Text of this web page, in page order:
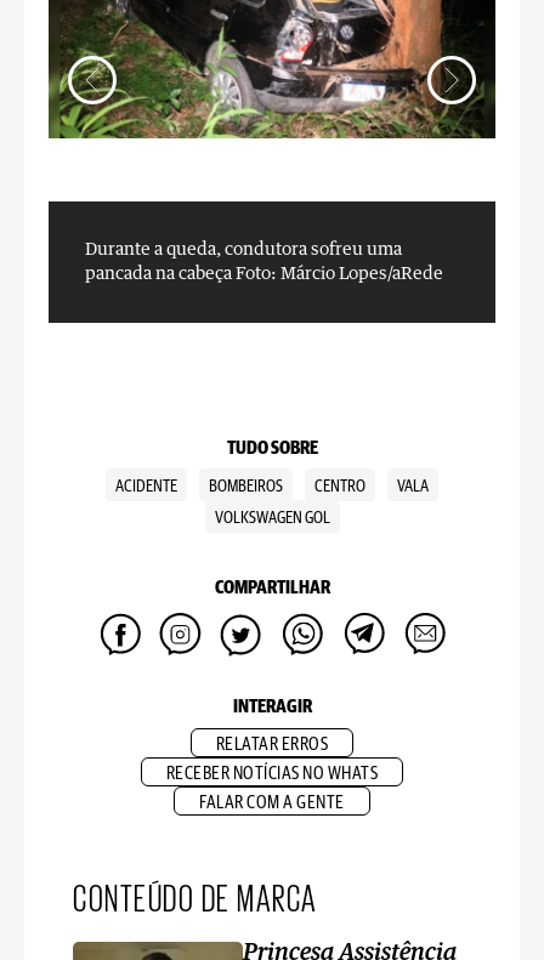
Durante a queda, condutora sofreu uma
pancada na cabeçaFoto: Márcio Lopes/aRede
TUDO SOBRE
ACIDENTE BOMBEIROS CENTRO
VALA
VOLKSWAGEN GOL
COMPARTILHAR
INTERAGIR
RELATAR ERROS
RECEBER NOTÍCIAS NO WHATS
FALAR COM A GENTE
CONTEÚDO DE MARCA
Princesa Assistência